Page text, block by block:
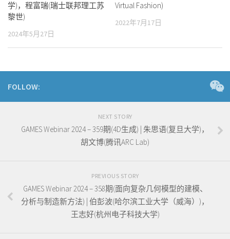
学)，程富瑞(瑞士联邦理工苏
黎世)
2024年5月27日
Virtual Fashion)
2022年7月17日
FOLLOW:
NEXT STORY
GAMES Webinar 2024 – 359期(4D生成) | 朱思语(复旦大学)，
胡文博(腾讯ARC Lab)
PREVIOUS STORY
GAMES Webinar 2024 – 358期(面向复杂几何模型的建模、
分析与制造新方法) | 伯彭波(哈尔滨工业大学（威海）)，
王志好(杭州电子科技大学)